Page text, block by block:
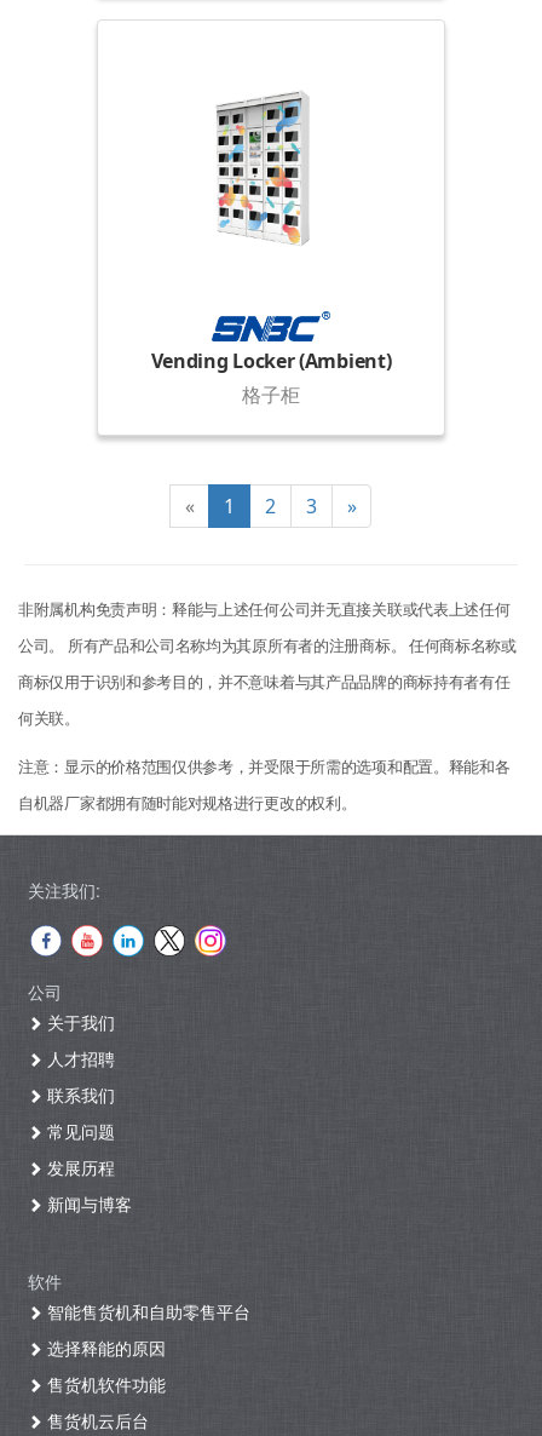
Vending Locker (Ambient)
格子柜
« 1 2 3 »
非附属机构免责声明：释能与上述任何公司并无直接关联或代表上述任何
公司。 所有产品和公司名称均为其原所有者的注册商标。 任何商标名称或
商标仅用于识别和参考目的，并不意味着与其产品品牌的商标持有者有任
何关联。
注意：显示的价格范围仅供参考，并受限于所需的选项和配置。释能和各
自机器厂家都拥有随时能对规格进行更改的权利。
关注我们:
公司
关于我们
人才招聘
联系我们
常见问题
发展历程
新闻与博客
软件
智能售货机和自助零售平台
选择释能的原因
售货机软件功能
售货机云后台